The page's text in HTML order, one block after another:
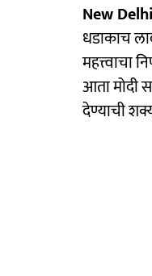
New
धडाकाच
महत्त्वाचा
आता मोदी
देण्याची